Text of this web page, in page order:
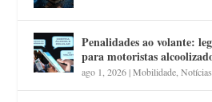
Penalidades ao volante:
para motoristas
ago 1, 2026|Mobilidade ,Notícias